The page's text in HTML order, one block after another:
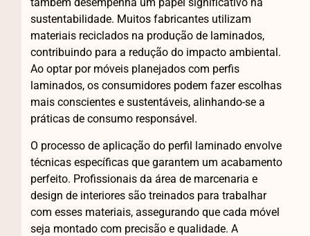
também desempenha um papel significativo na
sustentabilidade. Muitos fabricantes utilizam
materiais reciclados na produção de laminados,
contribuindo para a redução do impacto ambiental.
Ao optar por móveis planejados com perfis
laminados, os consumidores podem fazer escolhas
mais conscientes e sustentáveis, alinhando-se a
práticas de consumo responsável.
O processo de aplicação do perfil laminado envolve
técnicas específicas que garantem um acabamento
perfeito. Profissionais da área de marcenaria e
design de interiores são treinados para trabalhar
com esses materiais, assegurando que cada móvel
seja montado com precisão e qualidade. A